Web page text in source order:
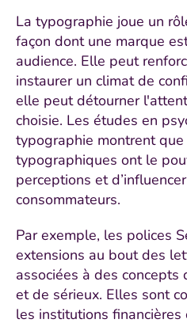
La typographie joue un
façon dont une marque
audience. Elle peut
instaurer un climat de
elle peut détourner
choisie. Les études en
typographie montrent que
typographiques ont le
perceptions et
consommateurs.
Par exemple, les polices
extensions au bout des
associées à des concepts
et de sérieux. Elles sont
les institutions financières